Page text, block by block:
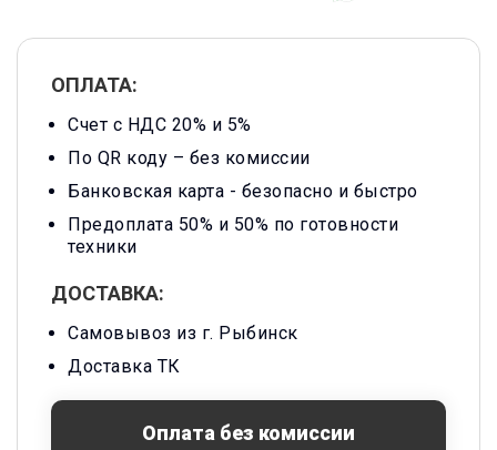
ОПЛАТА:
Счет с НДС 20% и 5%
По QR коду – без комиссии
Банковская карта - безопасно и быстро
Предоплата 50% и 50% по готовности
техники
ДОСТАВКА:
Самовывоз из г. Рыбинск
Доставка ТК
Оплата без комиссии